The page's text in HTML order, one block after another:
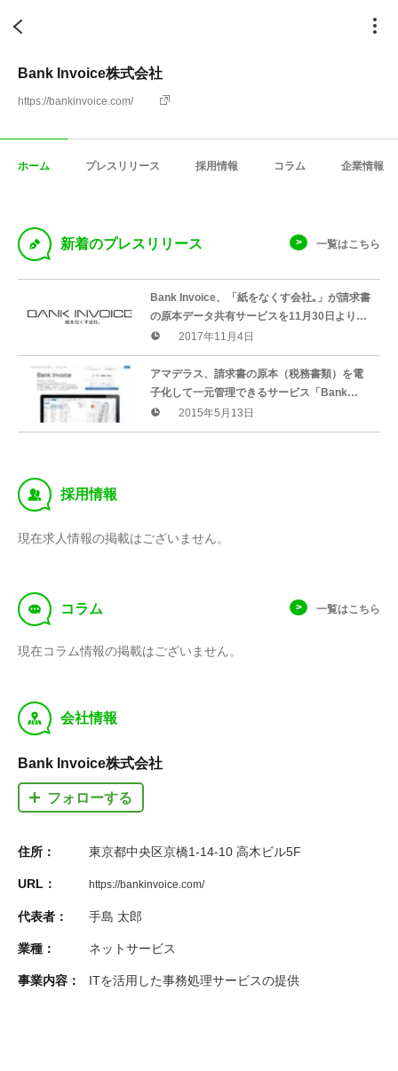
Bank Invoice株式会社
https://bankinvoice.com/
ホーム プレスリリース 採用情報 コラム 企業情報
D 新着のプレスリリース 一覧はこちら
Bank Invoice、「紙をなくす会社｡」が請求書
の原本データ共有サービスを11月30日より有
料化
2017年11月4日
アマデラス、請求書の原本（税務書類）を電
子化して一元管理できるサービス「Bank
Invoice」を5月15日より提供開始
2015年5月13日
‰ 採用情報
現在求人情報の掲載はございません。
f コラム 一覧はこちら
現在コラム情報の掲載はございません。
y 会社情報
Bank Invoice株式会社
フォローする
住所： 東京都中央区京橋1-14-10 高木ビル5F
URL： https://bankinvoice.com/
代表者： 手島 太郎
業種： ネットサービス
事業内容： ITを活用した事務処理サービスの提供